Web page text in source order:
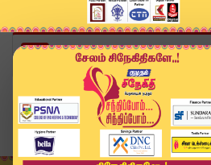
Home
அரசியல்
அதிமுகவிலிருந்து தவெகவுக்குத்